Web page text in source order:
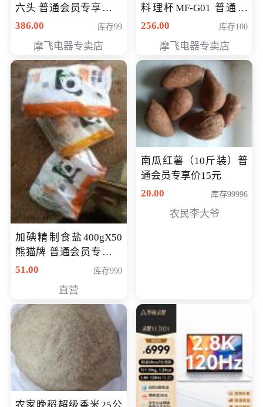
六头 普通会员专享价格
199元
386.00 库存99
摩飞电器专卖店
料理杯MF-G01 普通会
员专享价格118元
256.00 库存100
摩飞电器专卖店
加碘精制食盐400gX50
熊猫牌 普通会员专享价
格50元
51.00 库存990
直营
南瓜红薯（10斤装）普
通会员专享价15元
20.00
库存99996
农民李大爷